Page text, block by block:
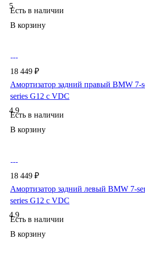
5
Есть в наличии
В корзину
18 449 ₽
Амортизатор задний правый BMW 7-
series G12 с VDC
4.9
Есть в наличии
В корзину
18 449 ₽
Амортизатор задний левый BMW 7-
series G12 с VDC
4.9
Есть в наличии
В корзину